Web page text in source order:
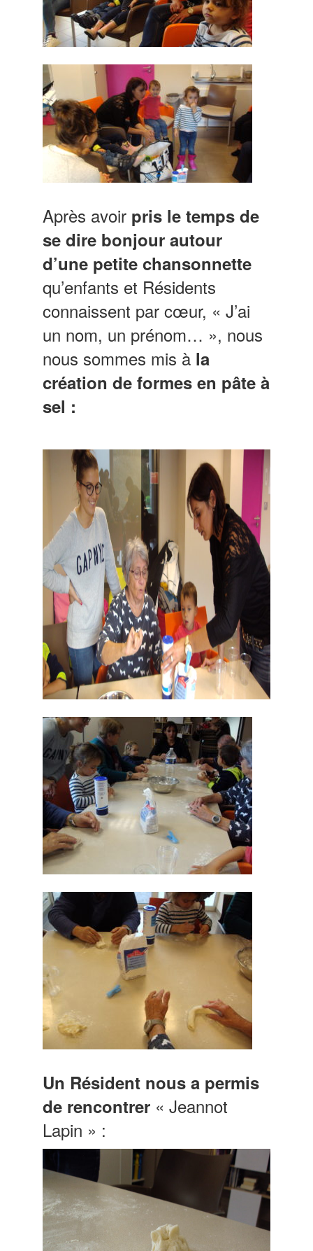
Après avoir pris le temps de
se dire bonjour autour
d’une petite chansonnette
qu’enfants et Résidents
connaissent par cœur, « J’ai
un nom, un prénom… », nous
nous sommes mis à la
création de formes en pâte à
sel :
Un Résident nous a permis
de rencontrer « Jeannot
Lapin » :